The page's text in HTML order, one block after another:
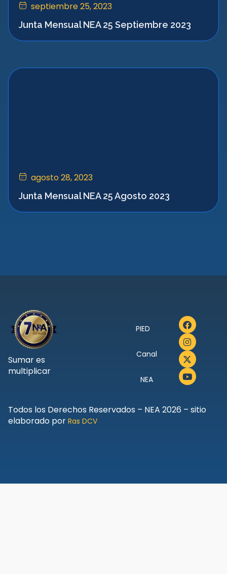
septiembre 25, 2023
Junta Mensual NEA 25 Septiembre 2023
agosto 28, 2023
Junta Mensual NEA 25 Agosto 2023
Sumar es
multiplicar
PIED
Canal
NEA
Todos los Derechos Reservados – NEA 2026 – sitio
elaborado por Ras DCV